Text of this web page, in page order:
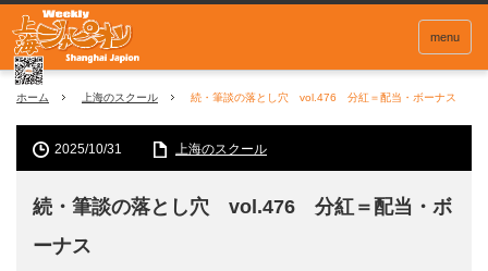
menu
ホーム 上海のスクール 続・筆談の落とし穴 vol.476 分紅＝配当・ボーナス
2025/10/31 上海のスクール
続・筆談の落とし穴 vol.476 分紅＝配当・ボ
ーナス